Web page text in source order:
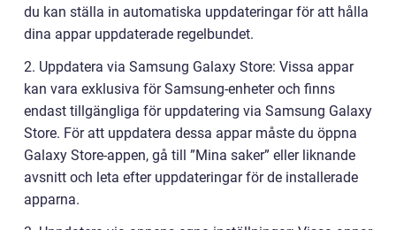
du kan ställa in automatiska uppdateringar för att hålla
dina appar uppdaterade regelbundet.
2. Uppdatera via Samsung Galaxy Store: Vissa appar
kan vara exklusiva för Samsung-enheter och finns
endast tillgängliga för uppdatering via Samsung Galaxy
Store. För att uppdatera dessa appar måste du öppna
Galaxy Store-appen, gå till ”Mina saker” eller liknande
avsnitt och leta efter uppdateringar för de installerade
apparna.